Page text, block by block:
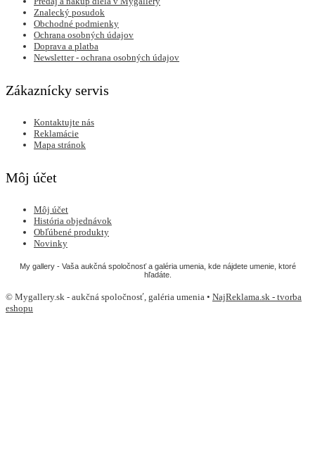
Znalecký posudok
Obchodné podmienky
Ochrana osobných údajov
Doprava a platba
Newsletter - ochrana osobných údajov
Zákaznícky servis
Kontaktujte nás
Reklamácie
Mapa stránok
Môj účet
Môj účet
História objednávok
Obľúbené produkty
Novinky
My gallery - Vaša aukčná spoločnosť a galéria umenia, kde nájdete umenie, ktoré
hľadáte.
© Mygallery.sk - aukčná spoločnosť, galéria umenia • NajReklama.sk - tvorba
eshopu